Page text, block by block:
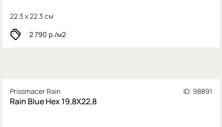
22.3 x 22.3 см
2 790 р./м2
Prissmacer Rain ID: 98891
Rain Blue Hex 19,8X22,8